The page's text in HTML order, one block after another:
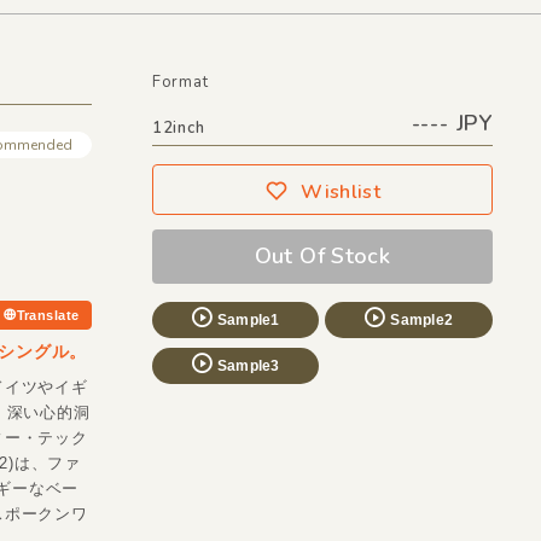
Translate
Format
12inch ---- JPY
Wishlist
Out Of Stock
Sample1 Sample2
Sample3
ングル。
ツやイギ
い心的洞
・テック
は、ファ
ーなベー
ークンワ